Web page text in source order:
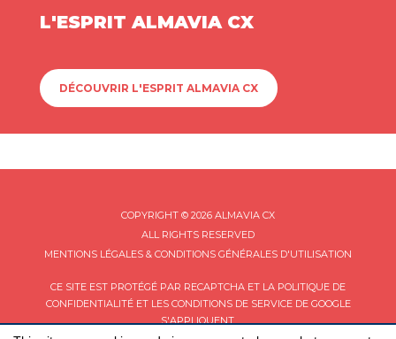
L'ESPRIT ALMAVIA CX
DÉCOUVRIR L'ESPRIT ALMAVIA CX
COPYRIGHT © 2026 ALMAVIA CX
ALL RIGHTS RESERVED
MENTIONS LÉGALES & CONDITIONS GÉNÉRALES D'UTILISATION
CE SITE EST PROTÉGÉ PAR RECAPTCHA ET LA POLITIQUE DE
CONFIDENTIALITÉET LES CONDITIONS DE SERVICEDE GOOGLE
S'APPLIQUENT.